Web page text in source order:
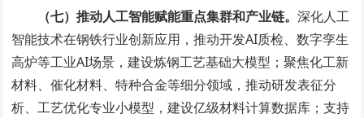
（七）推动人工智能赋能重点集群和产业链。深化人工
智能技术在钢铁行业创新应用，推动开发AI质检、数字孪生
高炉等工业AI场景，建设炼钢工艺基础大模型；聚焦化工新
材料、催化材料、特种合金等细分领域，推动研发表征分
析、工艺优化专业小模型，建设亿级材料计算数据库；支持